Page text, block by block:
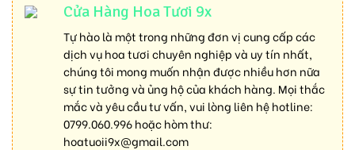
Cửa Hàng Hoa Tươi 9x
Tự hào là một trong những đơn vị cung cấp các
dịch vụ hoa tươi chuyên nghiệp và uy tín nhất,
chúng tôi mong muốn nhận được nhiều hơn nữa
sự tin tưởng và ủng hộ của khách hàng. Mọi thắc
mắc và yêu cầu tư vấn, vui lòng liên hệ hotline:
0799.060.996hoặc hòm thư:
hoatuoii9x@gmail.com